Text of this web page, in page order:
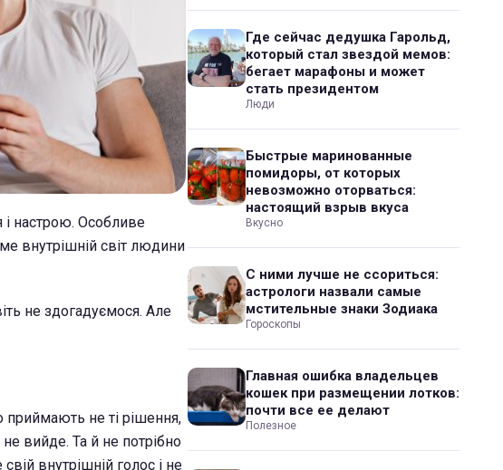
і настрою. Особливе
внутрішній світ людини
не здогадуємося. Але
приймають не ті рішення,
вийде. Та й не потрібно
внутрішній голос і не
Где сейчас дедушка Гарольд,
который стал звездой мемов:
бегает марафоны и может
стать президентом
Люди
Быстрые маринованные
помидоры, от которых
невозможно оторваться:
настоящий взрыв вкуса
Вкусно
С ними лучше не ссориться:
астрологи назвали самые
мстительные знаки Зодиака
Гороскопы
Главная ошибка владельцев
кошек при размещении лотков:
почти все ее делают
Полезное